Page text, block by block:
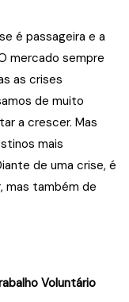
é passageira e a
mercado sempre
as crises
de muito
a crescer. Mas
mais
de uma crise, é
mas também de
Voluntário